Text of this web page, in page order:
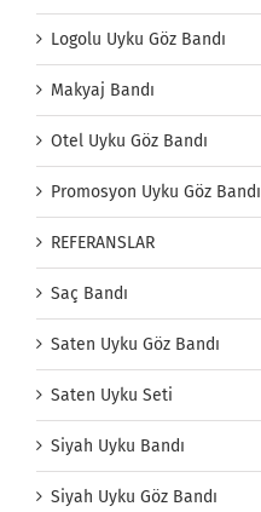
Logolu Uyku Göz Bandı
Makyaj Bandı
Otel Uyku Göz Bandı
Promosyon Uyku Göz Bandı
REFERANSLAR
Saç Bandı
Saten Uyku Göz Bandı
Saten Uyku Seti
Siyah Uyku Bandı
Siyah Uyku Göz Bandı